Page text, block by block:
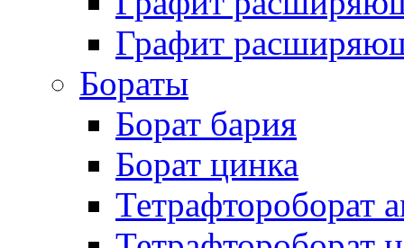
Графит
Бораты
Борат бария
Борат цинка
Тетрафтороборат